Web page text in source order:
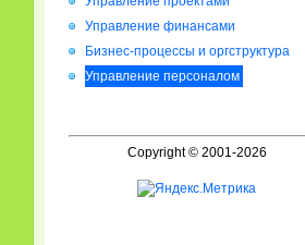
Управление финансами
Бизнес-процессы и оргструктура
Управление персоналом
Copyright © 2001-2026